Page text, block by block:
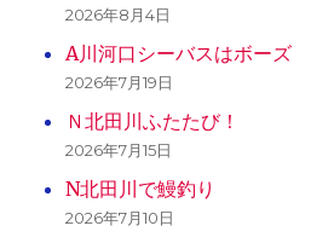
2026年8月4日
A川河口シーバスはボーズ
2026年7月19日
Ｎ北田川ふたたび！
2026年7月15日
N北田川で鰻釣り
2026年7月10日